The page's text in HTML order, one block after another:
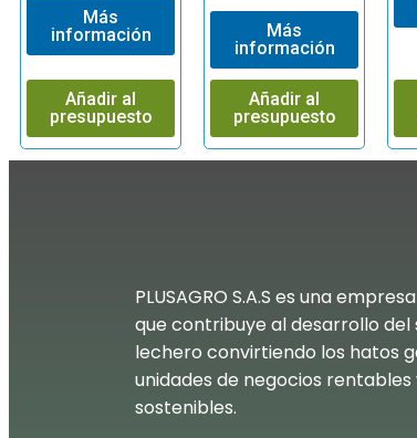
Más
información
Añadir al
presupuesto
Más
información
Añadir al
presupuesto
PLUSAGRO S.A.S es una
que contribuye al desarrollo
lechero convirtiendo los hatos
unidades de negocios rentables
sostenibles.